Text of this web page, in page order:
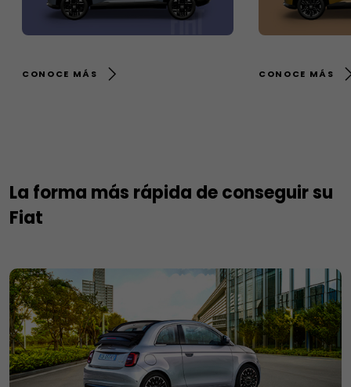
CONOCE MÁS CONOCE MÁS
La forma más rápida de conseguir su
Fiat